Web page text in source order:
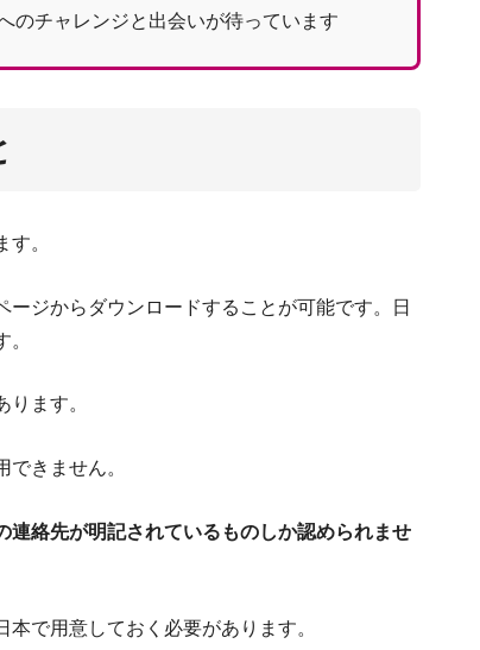
オーストラリア：ファームジョ
海外在住者の新しい副業？オ
ーストラリアの出産事情。日本との違
のチャレンジと出会いが待っています
。
ジからダウンロードすることが可能です。日
ます。
きません。
絡先が明記されているものしか認められませ
で用意しておく必要があります。